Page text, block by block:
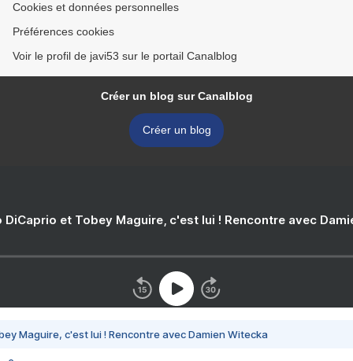
Cookies et données personnelles
Préférences cookies
Voir le profil de javi53 sur le portail Canalblog
Créer un blog sur Canalblog
Créer un blog
DiCaprio et Tobey Maguire, c'est lui ! Rencontre avec
Maguire, c'est lui ! Rencontre avec Damien Witecka